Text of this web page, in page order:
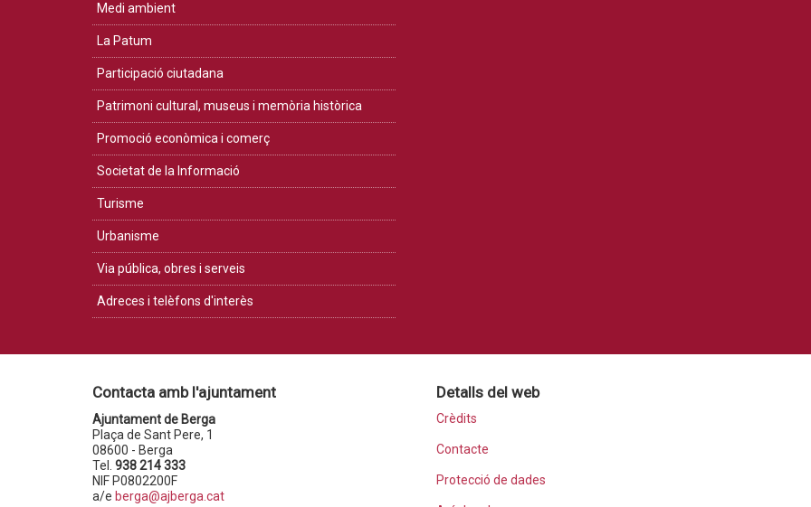
Medi ambient
La Patum
Participació ciutadana
Patrimoni cultural, museus i memòria històrica
Promoció econòmica i comerç
Societat de la Informació
Turisme
Urbanisme
Via pública, obres i serveis
Adreces i telèfons d'interès
Contacta amb l'ajuntament
Ajuntament de Berga
Plaça de Sant Pere, 1
08600 - Berga
Tel. 938 214 333
NIF P0802200F
a/e berga@ajberga.cat
Detalls del web
Crèdits
Contacte
Protecció de dades